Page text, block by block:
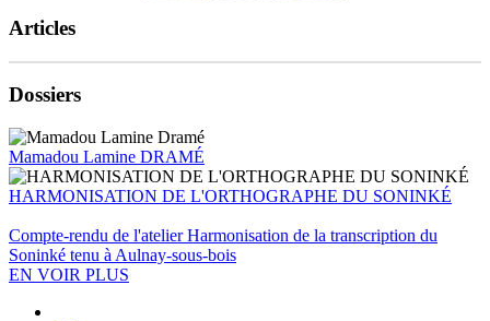
Articles
Dossiers
Mamadou Lamine DRAMÉ
HARMONISATION DE L'ORTHOGRAPHE DU SONINKÉ
Compte-rendu de l'atelier Harmonisation de la transcription du
Soninké tenu à Aulnay-sous-bois
EN VOIR PLUS